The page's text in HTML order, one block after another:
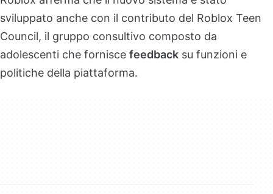
sviluppato anche con il contributo del Roblox Teen
Council, il gruppo consultivo composto da
adolescenti che fornisce feedback su funzioni e
politiche della piattaforma.